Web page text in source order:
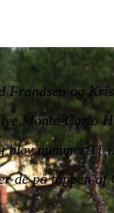
Frandsen og
Monte-Carlo
blev nummer 11
de på toppen